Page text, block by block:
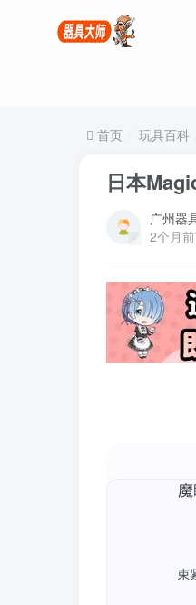
首页 玩具百科
日本
广州器
2个月